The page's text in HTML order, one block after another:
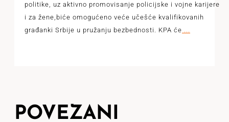
politike, uz aktivno promovisanje policijske i vojne karijere
i za žene,biće omogućeno veće učešće kvalifikovanih
građanki Srbije u pružanju bezbednosti. KPA će ...
POVEZANI